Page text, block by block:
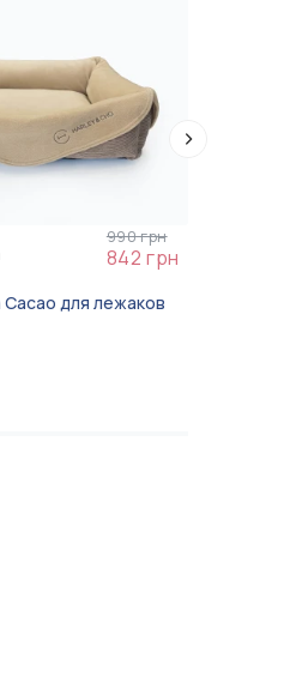
990 грн
842 грн
для лежаков